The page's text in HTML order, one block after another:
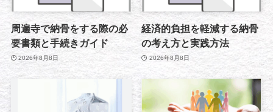
周遍寺で納骨をする際の必
要書類と手続きガイド
2026年8月8日
経済的負担を軽減する納骨
の考え方と実践方法
2026年8月8日